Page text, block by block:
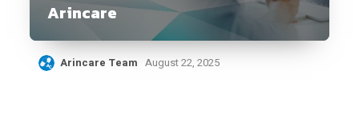
Arincare
Arincare Team August 22, 2025